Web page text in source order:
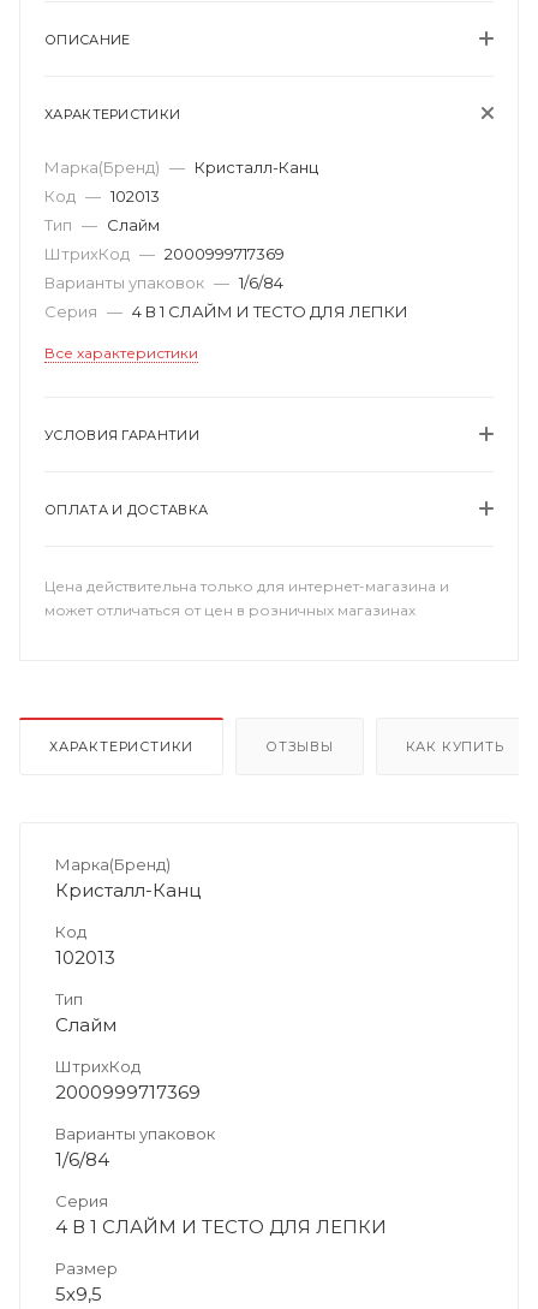
ОПИСАНИЕ
ХАРАКТЕРИСТИКИ
Марка(Бренд) — Кристалл-Канц
Код — 102013
Тип — Слайм
ШтрихКод — 2000999717369
Варианты упаковок — 1/6/84
Серия — 4 В 1 СЛАЙМ И ТЕСТО ДЛЯ ЛЕПКИ
Все характеристики
УСЛОВИЯ ГАРАНТИИ
ОПЛАТА И ДОСТАВКА
Цена действительна только для интернет-магазина и
может отличаться от цен в розничных магазинах
ХАРАКТЕРИСТИКИ ОТЗЫВЫ КАК КУПИТЬ
Марка(Бренд)
Кристалл-Канц
Код
102013
Тип
Слайм
ШтрихКод
2000999717369
Варианты упаковок
1/6/84
Серия
4 В 1 СЛАЙМ И ТЕСТО ДЛЯ ЛЕПКИ
Размер
5х9,5